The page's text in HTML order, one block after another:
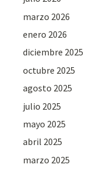
marzo 2026
enero 2026
diciembre 2025
octubre 2025
agosto 2025
julio 2025
mayo 2025
abril 2025
marzo 2025